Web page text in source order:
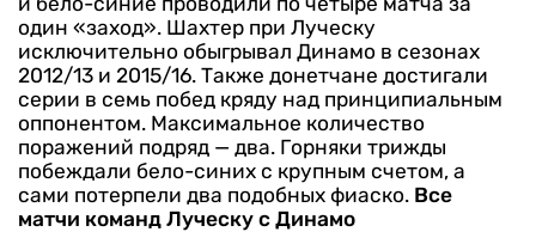
один «заход». Шахтер при Луческу
исключительно обыгрывал Динамо в сезонах
2012/13 и 2015/16. Также донетчане достигали
серии в семь побед кряду над принципиальным
оппонентом. Максимальное количество
поражений подряд — два. Горняки трижды
побеждали бело-синих с крупным счетом, а
сами потерпели два подобных фиаско. Все
матчи команд Луческу с Динамо